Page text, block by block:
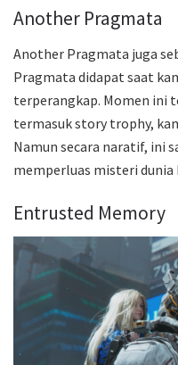
Another Pragmata
Another Pragmata juga
Pragmata didapat saat
terperangkap. Momen ini
termasuk story trophy,
Namun secara naratif, ini
memperluas misteri dunia
Entrusted Memory